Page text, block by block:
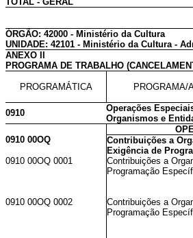
ÓRGÃO: 42000 - Ministério da Cultura
UNIDADE: 42101 - Ministério da Cultura -
ANEXO II
PROGRAMA DE TRABALHO
PROGRAMÁTICA PROGRAMA/
0910
Operações
Organismos e
0910 00OQ
Contribuições a
Exigência de
0910 00OQ 0001
Contribuições a
Programação
0910 00OQ 0002
Contribuições a
Programação